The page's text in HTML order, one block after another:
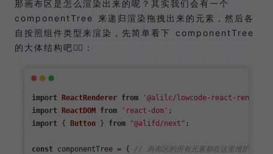
那画布区是怎么渲染出来的呢？其实我们会有一个
componentTree 来递归渲染拖拽出来的元素，然后各
自按照组件类型来渲染，先简单看下 componentTree
的大体结构吧👇🏻：
import ReactRenderer from
'@alilc/lowcode-react-
import
ReactDOM from 'react-dom'
import { Button } from "@alifd/next" ;
const componentTree = { // 画布区的所有元素都在这里维护